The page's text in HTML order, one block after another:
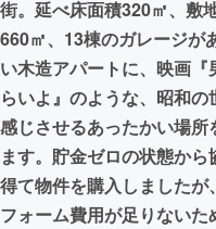
CAMPFIRE for
CAMPFIREふるさ
街。延べ床面積320㎡、敷
660㎡、13棟のガレージが
い木造アパートに、映画『
らいよ』のような、昭和の
感じさせるあったかい場所
ます。貯金ゼロの状態から
得て物件を購入しましたが
フォーム費用が足りないた